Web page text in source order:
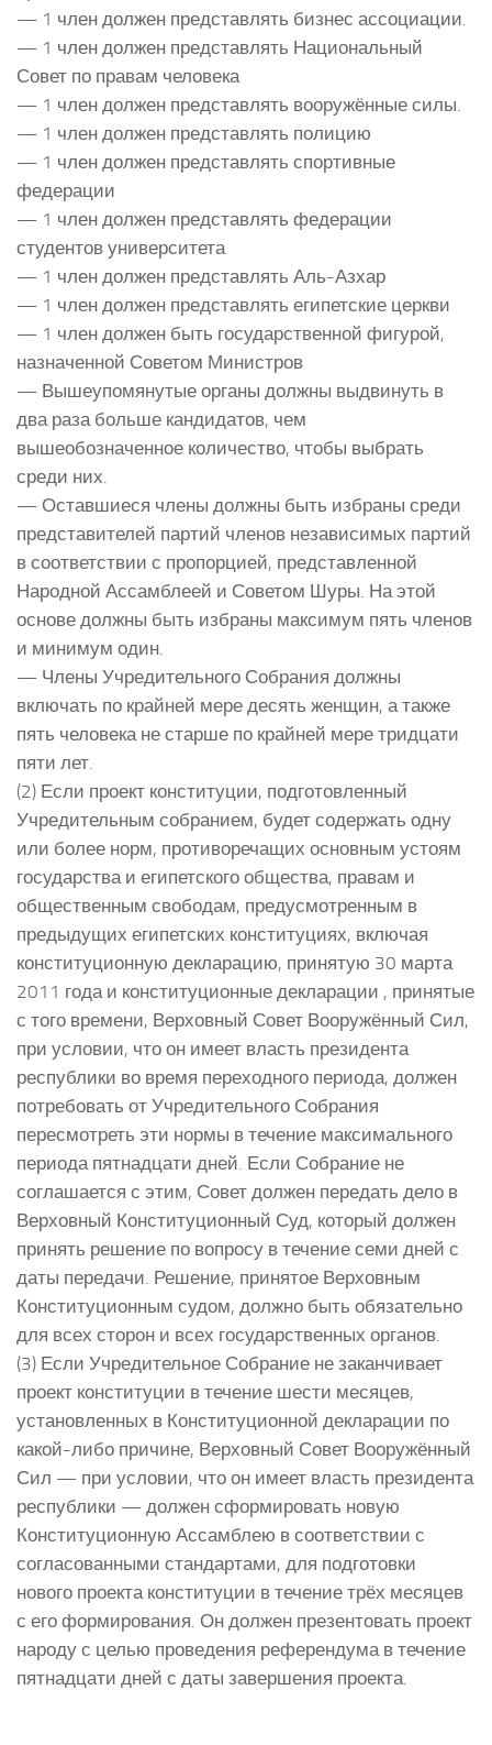
— 1 член должен представлять бизнес ассоциации.
— 1 член должен представлять Национальный
Совет по правам человека
— 1 член должен представлять вооружённые силы.
— 1 член должен представлять полицию
— 1 член должен представлять спортивные
федерации
— 1 член должен представлять федерации
студентов университета
— 1 член должен представлять Аль-Азхар
— 1 член должен представлять египетские церкви
— 1 член должен быть государственной фигурой,
назначенной Советом Министров
— Вышеупомянутые органы должны выдвинуть в
два раза больше кандидатов, чем
вышеобозначенное количество, чтобы выбрать
среди них.
— Оставшиеся члены должны быть избраны среди
представителей партий членов независимых партий
в соответствии с пропорцией, представленной
Народной Ассамблеей и Советом Шуры. На этой
основе должны быть избраны максимум пять членов
и минимум один.
— Члены Учредительного Собрания должны
включать по крайней мере десять женщин, а также
пять человека не старше по крайней мере тридцати
пяти лет.
(2) Если проект конституции, подготовленный
Учредительным собранием, будет содержать одну
или более норм, противоречащих основным устоям
государства и египетского общества, правам и
общественным свободам, предусмотренным в
предыдущих египетских конституциях, включая
конституционную декларацию, принятую 30 марта
2011 года и конституционные декларации , принятые
с того времени, Верховный Совет Вооружённый Сил,
при условии, что он имеет власть президента
республики во время переходного периода, должен
потребовать от Учредительного Собрания
пересмотреть эти нормы в течение максимального
периода пятнадцати дней. Если Собрание не
соглашается с этим, Совет должен передать дело в
Верховный Конституционный Суд, который должен
принять решение по вопросу в течение семи дней с
даты передачи. Решение, принятое Верховным
Конституционным судом, должно быть обязательно
для всех сторон и всех государственных органов.
(3) Если Учредительное Собрание не заканчивает
проект конституции в течение шести месяцев,
установленных в Конституционной декларации по
какой-либо причине, Верховный Совет Вооружённый
Сил — при условии, что он имеет власть президента
республики — должен сформировать новую
Конституционную Ассамблею в соответствии с
согласованными стандартами, для подготовки
нового проекта конституции в течение трёх месяцев
с его формирования. Он должен презентовать проект
народу с целью проведения референдума в течение
пятнадцати дней с даты завершения проекта.